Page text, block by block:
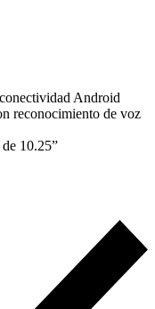
Android
reconocimiento de voz
10.25”